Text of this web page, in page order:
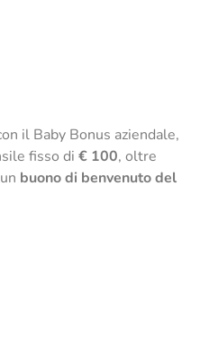
il Baby Bonus aziendale,
fisso di € 100, oltre
buono di benvenuto del